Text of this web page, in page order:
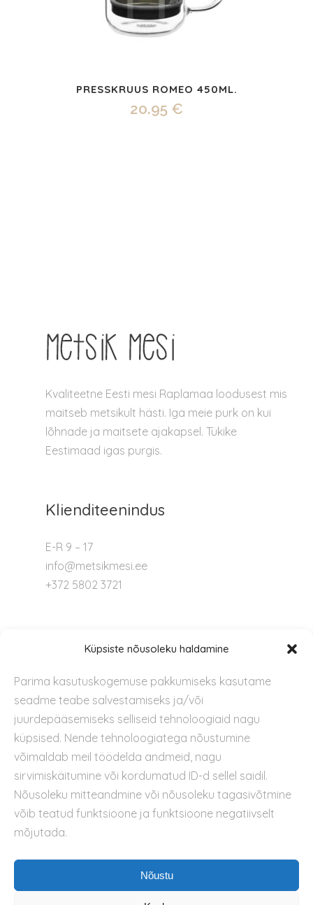
Küpsiste nõusoleku haldamine
Parima kasutuskogemuse pakkumiseks kasutame
seadme teabe salvestamiseks ja/või
juurdepääsemiseks selliseid tehnoloogiaid nagu
küpsised. Nende tehnoloogiatega nõustumine
võimaldab meil töödelda andmeid, nagu
sirvimiskäitumine või kordumatud ID-d sellel saidil.
Nõusoleku mitteandmine või nõusoleku tagasivõtmine
võib teatud funktsioone ja funktsioone negatiivselt
mõjutada.
Nõustu
PRESSKRUUS ROMEO 450ML.
20.95 €
Kvaliteetne Eesti mesi Raplamaa loodusest mis
maitseb metsikult hästi. Iga meie purk on kui
lõhnade ja maitsete ajakapsel. Tükike
Eestimaad igas purgis.
Klienditeenindus
E-R 9 – 17
info@metsikmesi.ee
+372 5802 3721
Kontakt
Privaatsuspoliitika
Kasutustingimused
Küpsiste kasutamise poliitika